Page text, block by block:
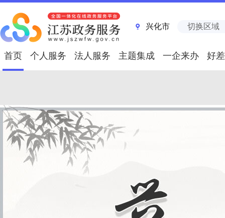
兴化市 切换区域
首页 个人服务 法人服务 主题集成 一企来办 好